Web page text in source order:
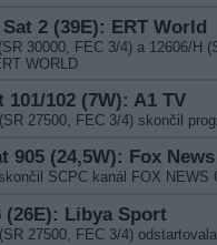
2 (39E): ERT World
30000, FEC 3/4) a 12606/H
WORLD
101/102 (7W): A1 TV
27500, FEC 3/4) skončil
905 (24,5W): Fox
SCPC kanál FOX NEWS
(26E): Libya Sport
27500, FEC 3/4)